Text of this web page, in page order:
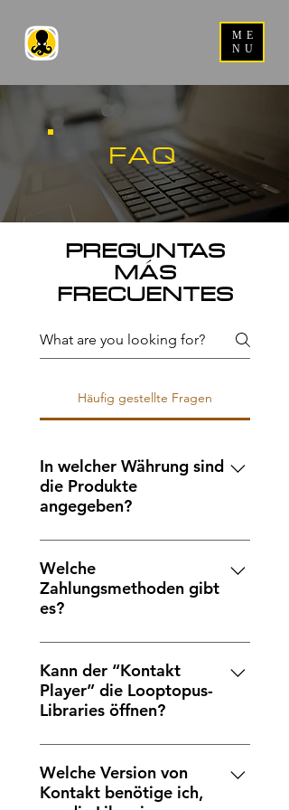
ME
NU
FAQ
PREGUNTAS
MÁS
FRECUENTES
Häufig gestellte Fragen
In welcher Währung sind
die Produkte
angegeben?
In USD-Dollar.
Welche
Zahlungsmethoden gibt
es?
PayPal und Debit-/Kreditkarte (in
Raten).
Kann der “Kontakt
Player” die Looptopus-
Libraries öffnen?
Ja, aber da es sich um eine
kostenlose Version von Native
Instruments handelt, wird beim
Welche Version von
Kontakt benötige ich,